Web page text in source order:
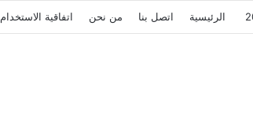
الرئيسية اتصل بنا من نحن اتفاقية الاستخدام